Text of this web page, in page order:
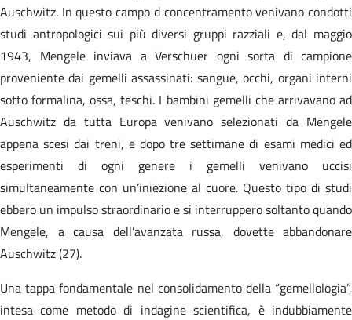
Auschwitz. In questo campo d concentramento venivano condotti
studi antropologici sui più diversi gruppi razziali e, dal maggio
1943, Mengele inviava a Verschuer ogni sorta di campione
proveniente dai gemelli assassinati: sangue, occhi, organi interni
sotto formalina, ossa, teschi. I bambini gemelli che arrivavano ad
Auschwitz da tutta Europa venivano selezionati da Mengele
appena scesi dai treni, e dopo tre settimane di esami medici ed
esperimenti di ogni genere i gemelli venivano uccisi
simultaneamente con un’iniezione al cuore. Questo tipo di studi
ebbero un impulso straordinario e si interruppero soltanto quando
Mengele, a causa dell’avanzata russa, dovette abbandonare
Auschwitz (27).
Una tappa fondamentale nel consolidamento della “gemellologia”,
intesa come metodo di indagine scientifica, è indubbiamente